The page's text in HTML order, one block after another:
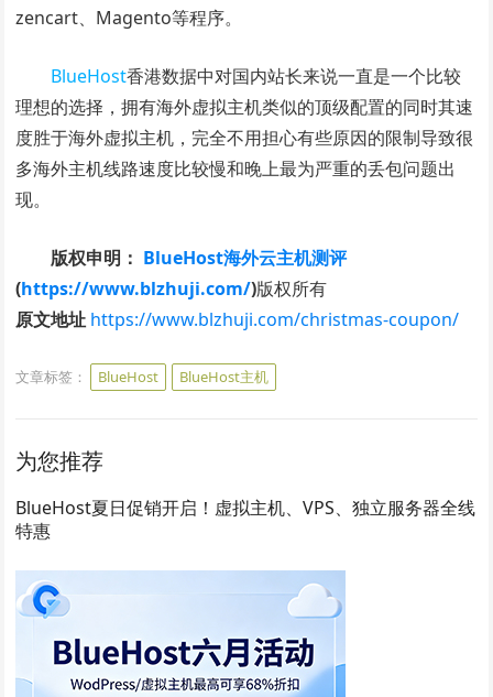
zencart、Magento等程序。
BlueHost香港数据中对国内站长来说一直是一个比较
理想的选择，拥有海外虚拟主机类似的顶级配置的同时其速
度胜于海外虚拟主机，完全不用担心有些原因的限制导致很
多海外主机线路速度比较慢和晚上最为严重的丢包问题出
现。
版权申明： BlueHost海外云主机测评
(https://www.blzhuji.com/)版权所有
原文地址 https://www.blzhuji.com/christmas-coupon/
文章标签： BlueHost BlueHost主机
为您推荐
BlueHost夏日促销开启！虚拟主机、VPS、独立服务器全线
特惠